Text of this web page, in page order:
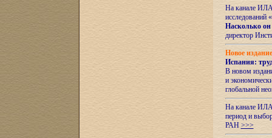
На канале ИЛА
исследований «
Насколько он
директор
Новое
Испания:
В новом
и
глобальной
На канале
период и
РАН >>>